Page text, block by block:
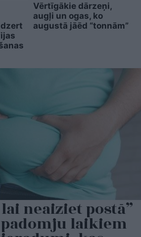
Vērtīgākie dārzeņi,
augļi un ogas, ko
augustā jāēd “tonnām”
lai neaiziet postā”
laikiem